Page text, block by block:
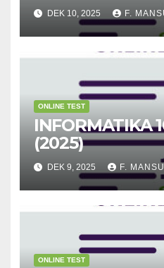
DEK 10, 2025 F.
ONLINE TEST
INFORMATIKA
(2025)
DEK 9, 2025 F.
ONLINE TEST